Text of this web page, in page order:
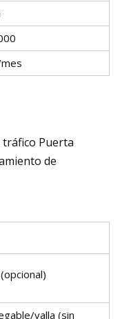
Puerta
de
valla (sin